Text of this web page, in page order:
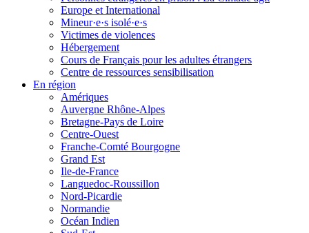
Europe et International
Mineur·e·s isolé·e·s
Victimes de violences
Hébergement
Cours de Français pour les adultes étrangers
Centre de ressources sensibilisation
En région
Amériques
Auvergne Rhône-Alpes
Bretagne-Pays de Loire
Centre-Ouest
Franche-Comté Bourgogne
Grand Est
Ile-de-France
Languedoc-Roussillon
Nord-Picardie
Normandie
Océan Indien